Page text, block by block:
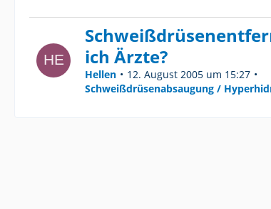
ich Ärzte?
Hellen
12. August 2005 um 15:27
Schweißdrüsenabsaugung /